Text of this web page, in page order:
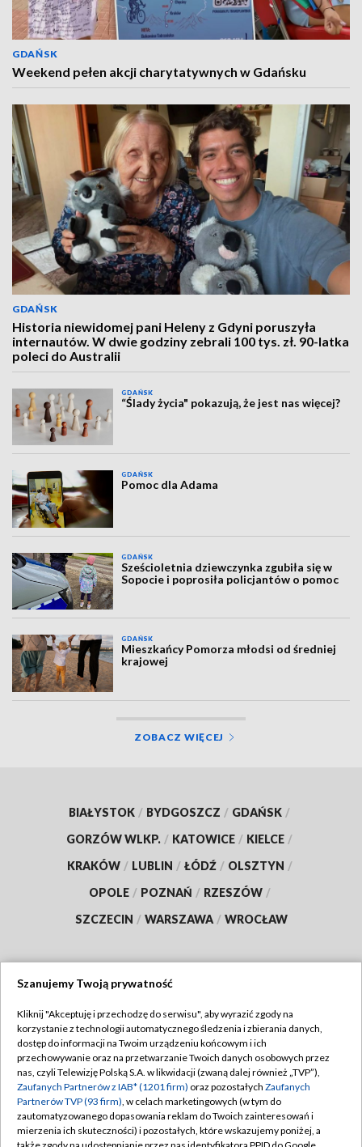
GDAŃSK
Weekend pełen akcji charytatywnych w Gdańsku
GDAŃSK
Historia niewidomej pani Heleny z Gdyni poruszyła
internautów. W dwie godziny zebrali 100 tys. zł. 90-latka
poleci do Australii
GDAŃSK
“Ślady życia" pokazują, że jest nas więcej?
GDAŃSK
Pomoc dla Adama
GDAŃSK
Sześcioletnia dziewczynka zgubiła się w
Sopocie i poprosiła policjantów o pomoc
GDAŃSK
Mieszkańcy Pomorza młodsi od średniej
krajowej
ZOBACZ WIĘCEJ
BIAŁYSTOK / BYDGOSZCZ / GDAŃSK /
GORZÓW WLKP. / KATOWICE / KIELCE /
KRAKÓW / LUBLIN / ŁÓDŹ / OLSZTYN /
OPOLE / POZNAŃ / RZESZÓW /
SZCZECIN / WARSZAWA / WROCŁAW
TVP
Abonament TVP
Emisja w TVP
Centrum informacji TVP
Naziemna Telewizja Cyfrowa
Regulamin TVP
Polityka prywatności
Moje zgody
Pomoc
Szanujemy Twoją prywatność
Kliknij "Akceptuję i przechodzę do serwisu", aby wyrazić zgody na
korzystanie z technologii automatycznego śledzenia i zbierania danych,
dostęp do informacji na Twoim urządzeniu końcowym i ich
przechowywanie oraz na przetwarzanie Twoich danych osobowych przez
nas, czyli Telewizję Polską S.A. w likwidacji (zwaną dalej również „TVP”),
Zaufanych Partnerów z IAB* (1201 firm) oraz pozostałych Zaufanych
Partnerów TVP (93 firm), w celach marketingowych (w tym do
zautomatyzowanego dopasowania reklam do Twoich zainteresowań i
mierzenia ich skuteczności) i pozostałych, które wskazujemy poniżej, a